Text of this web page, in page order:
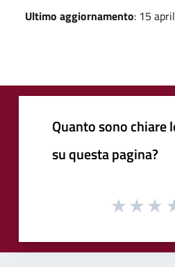
Ultimo aggiornamento: 15
Quanto sono chiare
su questa pagina?